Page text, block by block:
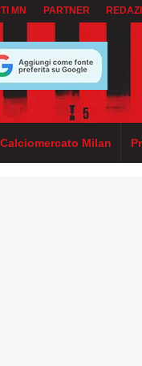
MN PARTNER
Calciomercato Milan